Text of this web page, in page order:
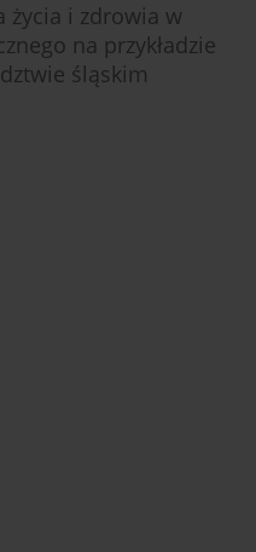
życia i zdrowia w
na przykładzie
śląskim